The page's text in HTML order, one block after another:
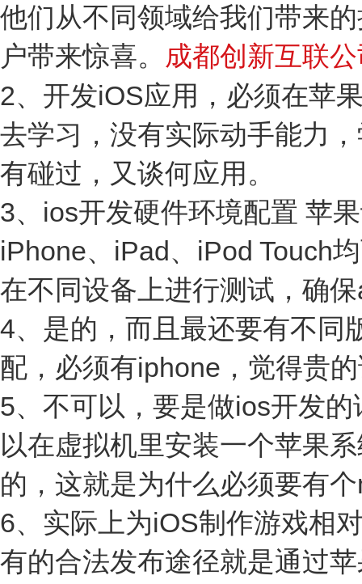
他们从不同领域给我们带来
户带来惊喜。 成都创新互联
2、开发iOS应用，必须在苹
去学习，没有实际动手能力
有碰过，又谈何应用。
3、ios开发硬件环境配置 苹
iPhone、iPad、iPod Touch
在不同设备上进行测试，确
4、是的，而且最还要有不同
配，必须有iphone，觉得贵
5、不可以，要是做ios开发
以在虚拟机里安装一个苹果
的，这就是为什么必须要有
6、实际上为iOS制作游戏相
有的合法发布途径就是通过